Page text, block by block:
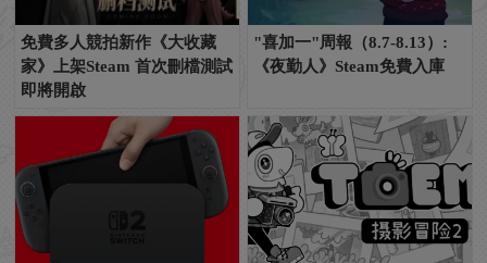
免費多人競拍新作《大收藏
家》上架Steam 首次刪檔測試
即將開啟
"喜加一"周報（8.7-8.13）:
《夜勤人》Steam免費入庫